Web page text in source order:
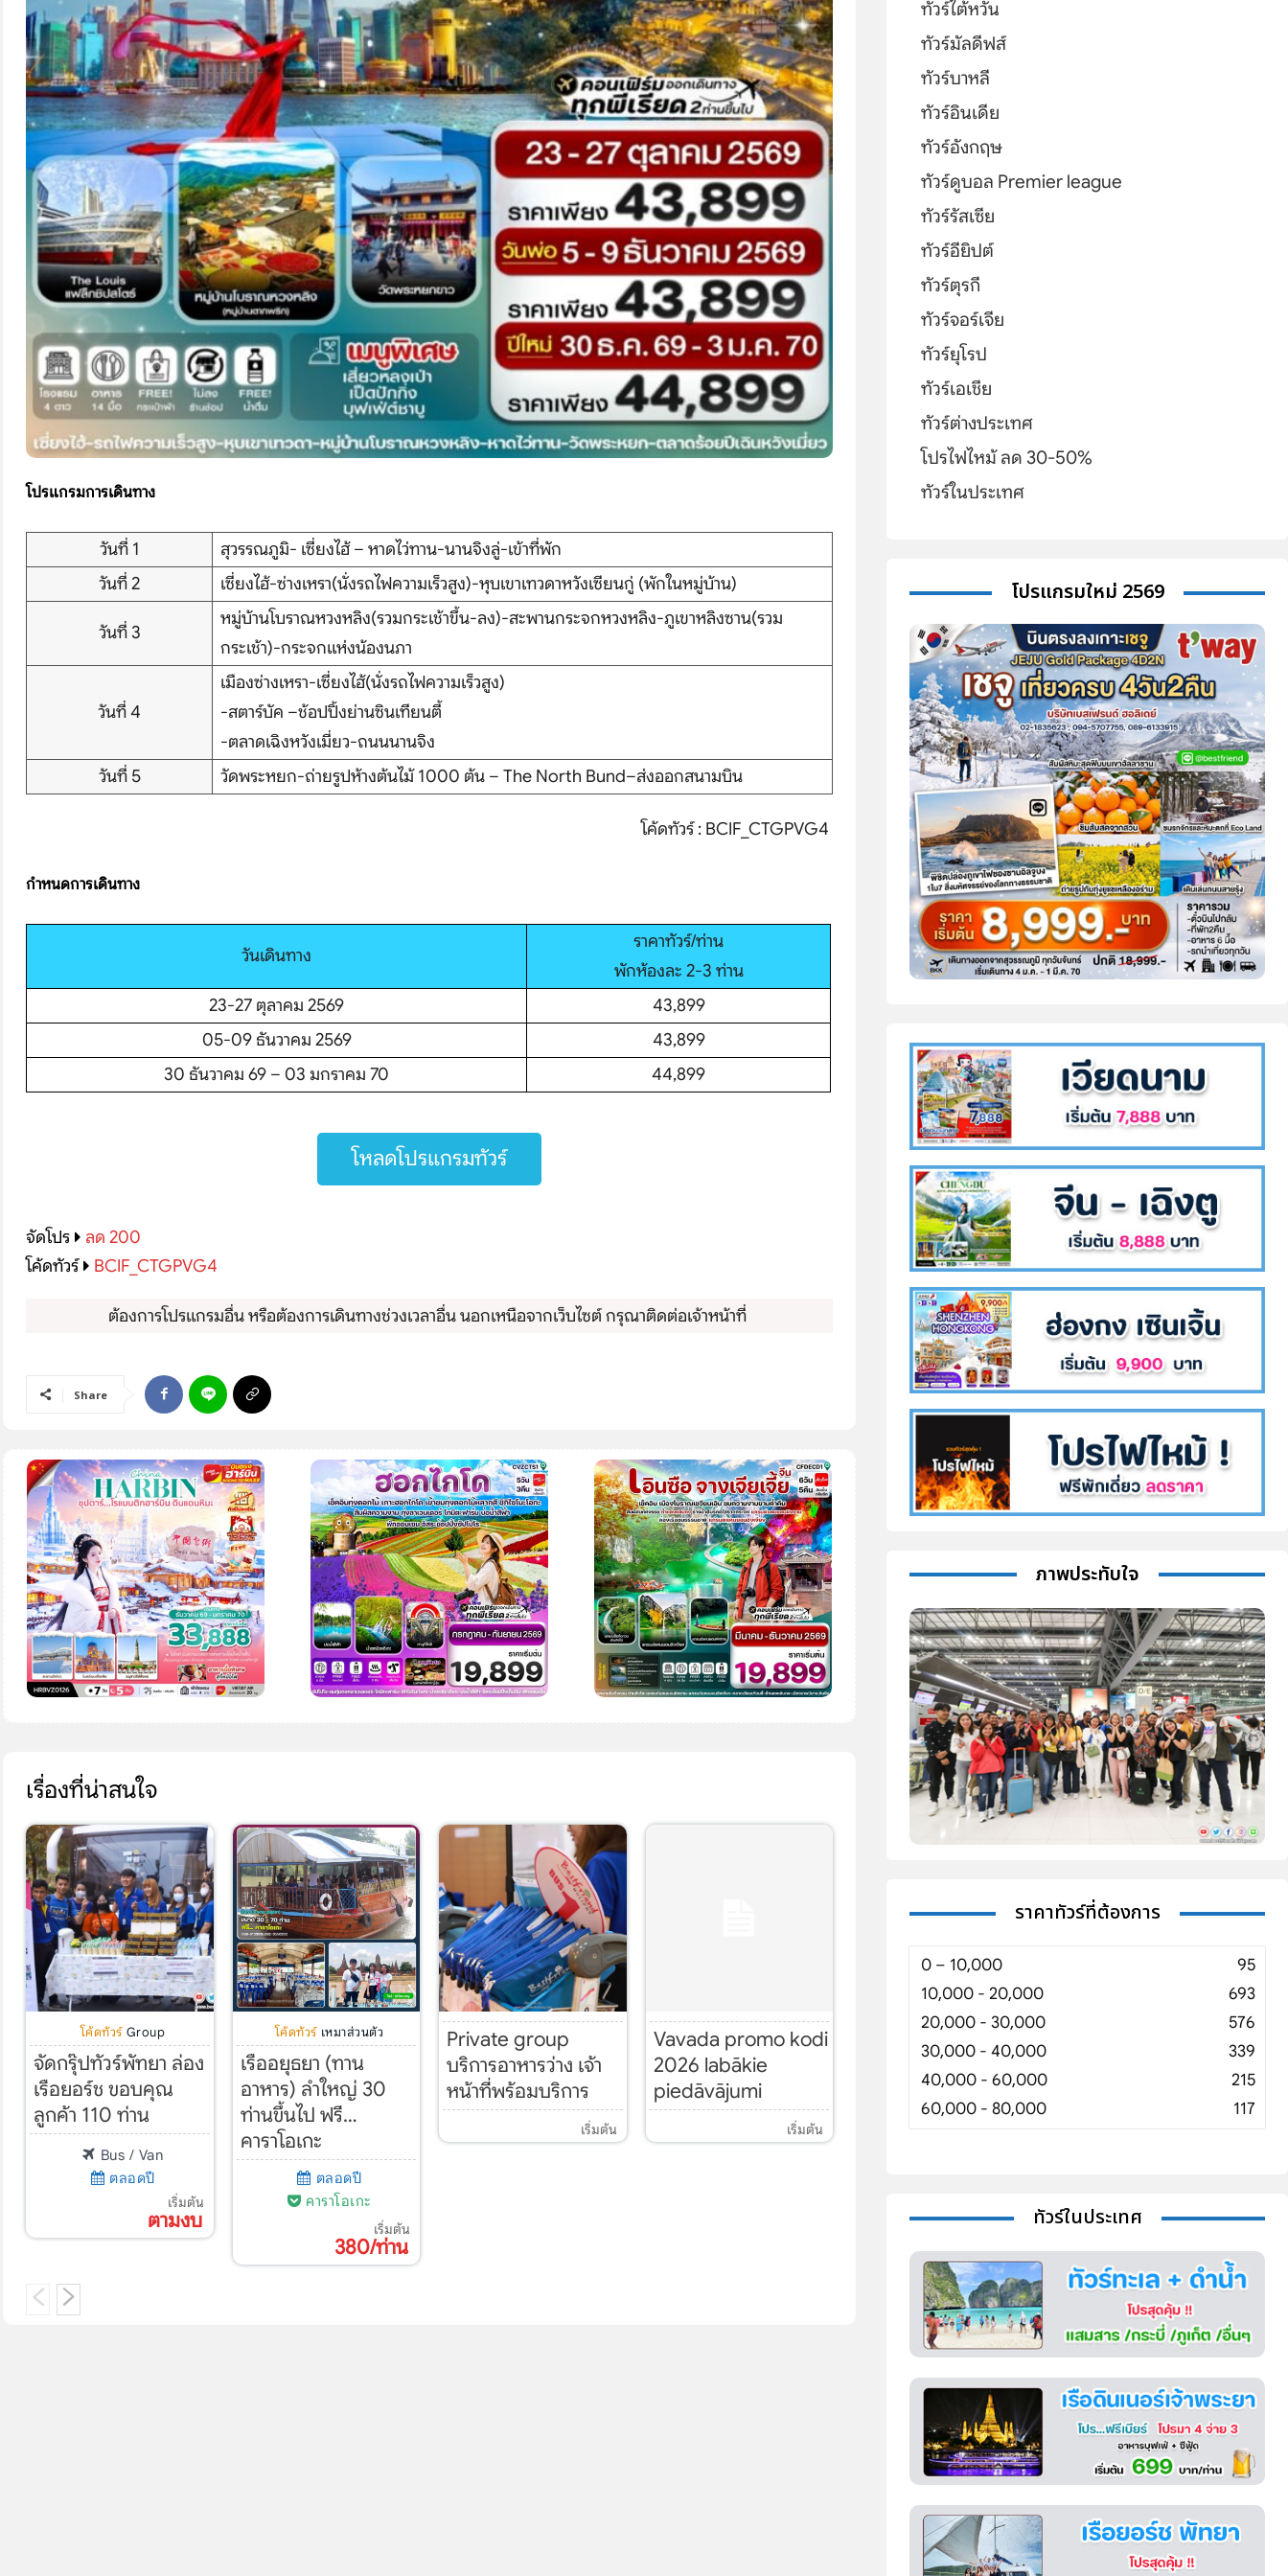
เส้นทางที่ต้องการ
Share
จัดกรุ๊ปต่างประเทศ
จัดกรุ๊ปในประเทศ
บริการอื่นๆ
ติดต่อเรา
โปรแกรมการเดินทาง
วันที่ 1
สุวรรณภูมิ- เซี่ยงไฮ้ – หาดไว่ทาน-นานจิงลู่-เข้าที่พัก
วันที่ 2
เซี่ยงไฮ้-ซ่างเหรา(นั่งรถไฟความเร็วสูง)-หุบเขาเทวดาหวังเซียนกู่ (พักในหมู่บ้าน)
วันที่ 3
หมู่บ้านโบราณหวงหลิง(รวมกระเช้าขึ้น-ลง)-สะพานกระจกหวงหลิง-ภูเขาหลิงซาน(รวม
กระเช้า)-กระจกแห่งน้องนภา
วันที่ 4
เมืองซ่างเหรา-เซี่ยงไฮ้(นั่งรถไฟความเร็วสูง)
-สตาร์บัค –ช้อปปิ้งย่านซินเทียนตี้
-ตลาดเฉิงหวังเมี่ยว-ถนนนานจิง
วันที่ 5
วัดพระหยก-ถ่ายรูปห้างต้นไม้ 1000 ต้น – The North Bund–ส่งออกสนามบิน
โค้ดทัวร์ : BCIF_CTGPVG4
กำหนดการเดินทาง
วันเดินทาง
ราคาทัวร์/ท่าน
พักห้องละ 2-3 ท่าน
23-27 ตุลาคม 2569
43,899
05-09 ธันวาคม 2569
43,899
30 ธันวาคม 69 – 03 มกราคม 70
44,899
โหลดโปรแกรมทัวร์
จัดโปร
ลด 200
โค้ดทัวร์
BCIF_CTGPVG4
ต้องการโปรแกรมอื่น หรือต้องการเดินทางช่วงเวลาอื่น นอกเหนือจากเว็บไซต์ กรุณาติดต่อเจ้าหน้าที่
Share
เรื่องที่น่าสนใจ
โค้ดทัวร์ Group
จัดกรุ๊ปทัวร์พัทยา ล่อง
เรือยอร์ช ขอบคุณ
ลูกค้า 110 ท่าน
Bus / Van
ตลอดปี
เริ่มต้น
ตามงบ
โค้ดทัวร์ เหมาส่วนตัว
เรืออยุธยา (ทาน
อาหาร) ลำใหญ่ 30
ท่านขึ้นไป ฟรี…
คาราโอเกะ
ตลอดปี
คาราโอเกะ
เริ่มต้น
380/ท่าน
Private group
บริการอาหารว่าง เจ้า
หน้าที่พร้อมบริการ
เริ่มต้น
Vavada promo kodi
2026 labākie
piedāvājumi
เริ่มต้น
ทัวร์ไต้หวัน
ทัวร์มัลดีฟส์
ทัวร์บาหลี
ทัวร์อินเดีย
ทัวร์อังกฤษ
ทัวร์ดูบอล Premier league
ทัวร์รัสเซีย
ทัวร์อียิปต์
ทัวร์ตุรกี
ทัวร์จอร์เจีย
ทัวร์ยุโรป
ทัวร์เอเชีย
ทัวร์ต่างประเทศ
โปรไฟไหม้ ลด 30-50%
ทัวร์ในประเทศ
โปรแกรมใหม่ 2569
ภาพประทับใจ
ราคาทัวร์ที่ต้องการ
0 – 10,000
95
10,000 - 20,000
693
20,000 - 30,000
576
30,000 - 40,000
339
40,000 - 60,000
215
60,000 - 80,000
117
ทัวร์ในประเทศ